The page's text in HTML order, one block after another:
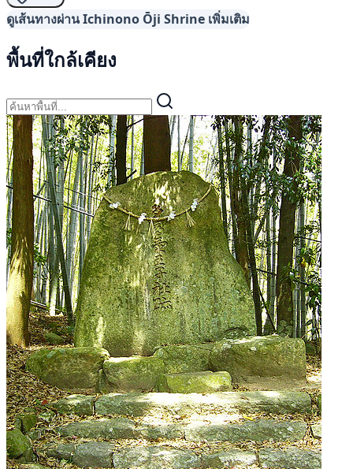
ดูเส้นทางผ่าน Ichinono Ōji Shrine เพิ่มเติม
พื้นที่ใกล้เคียง